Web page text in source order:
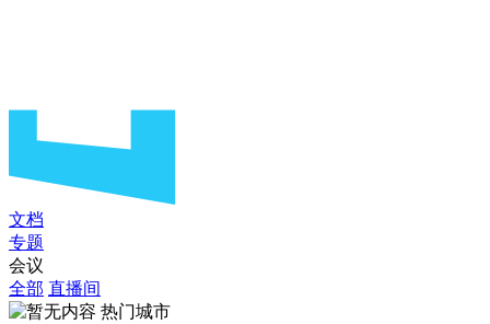
文档
专题
会议
全部 直播间
热门城市